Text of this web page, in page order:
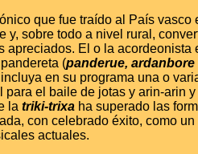
que fue traído al País vasco
y, sobre todo a nivel rural,
apreciados. El o la acordeonista
(panderue, ardanbore
en su programa una o
para el baile de jotas y arin-arin
la triki-trixa ha superado las
con celebrado éxito, como
actuales.